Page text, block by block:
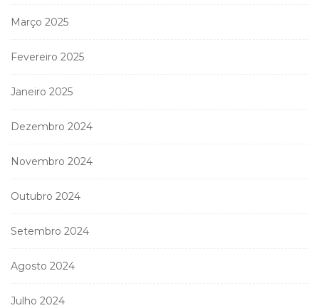
Março 2025
Fevereiro 2025
Janeiro 2025
Dezembro 2024
Novembro 2024
Outubro 2024
Setembro 2024
Agosto 2024
Julho 2024